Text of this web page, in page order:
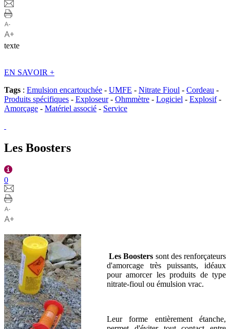
texte
EN SAVOIR +
Tags : Emulsion encartouchée - UMFE - Nitrate Fioul - Cordeau -
Produits spécifiques - Exploseur- Ohmmètre - Logiciel - Explosif-
Amorçage - Matériel associé - Service
Les Boosters
0
Les Boosters sont des renforçateurs
d'amorcage très puissants, idéaux
pour amorcer les produits de type
nitrate-fioul ou émulsion vrac.
Leur forme entièrement étanche,